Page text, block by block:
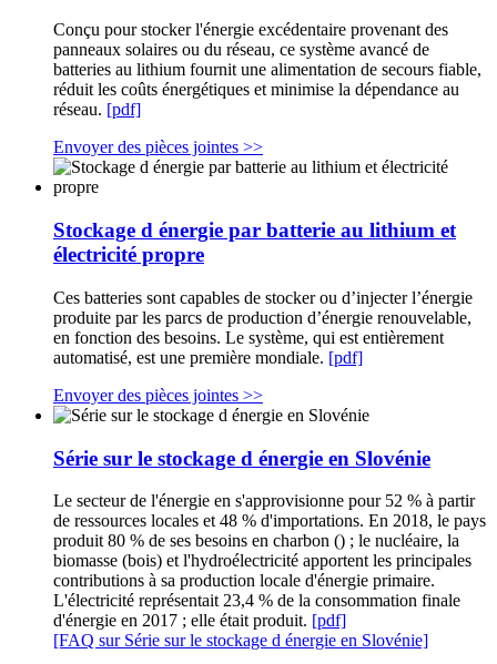
Conçu pour stocker l'énergie excédentaire provenant des
panneaux solaires ou du réseau, ce système avancé de
batteries au lithium fournit une alimentation de secours fiable,
réduit les coûts énergétiques et minimise la dépendance au
réseau. [pdf]
Envoyer des pièces jointes >>
Stockage d énergie par batterie au lithium et
électricité propre
Ces batteries sont capables de stocker ou d’injecter l’énergie
produite par les parcs de production d’énergie renouvelable,
en fonction des besoins. Le système, qui est entièrement
automatisé, est une première mondiale. [pdf]
Envoyer des pièces jointes >>
Série sur le stockage d énergie en Slovénie
Le secteur de l'énergie en s'approvisionne pour 52 % à partir
de ressources locales et 48 % d'importations. En 2018, le pays
produit 80 % de ses besoins en charbon () ; le nucléaire, la
biomasse (bois) et l'hydroélectricité apportent les principales
contributions à sa production locale d'énergie primaire.
L'électricité représentait 23,4 % de la consommation finale
d'énergie en 2017 ; elle était produit. [pdf]
[FAQ sur Série sur le stockage d énergie en Slovénie]